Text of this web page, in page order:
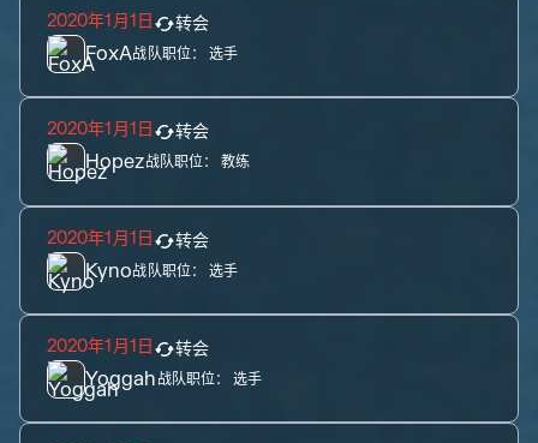
2020年1月1日 转会
FoxA战队职位： 选手
2020年1月1日 转会
Hopez战队职位： 教练
2020年1月1日 转会
Kyno战队职位： 选手
2020年1月1日 转会
Yoggah战队职位： 选手